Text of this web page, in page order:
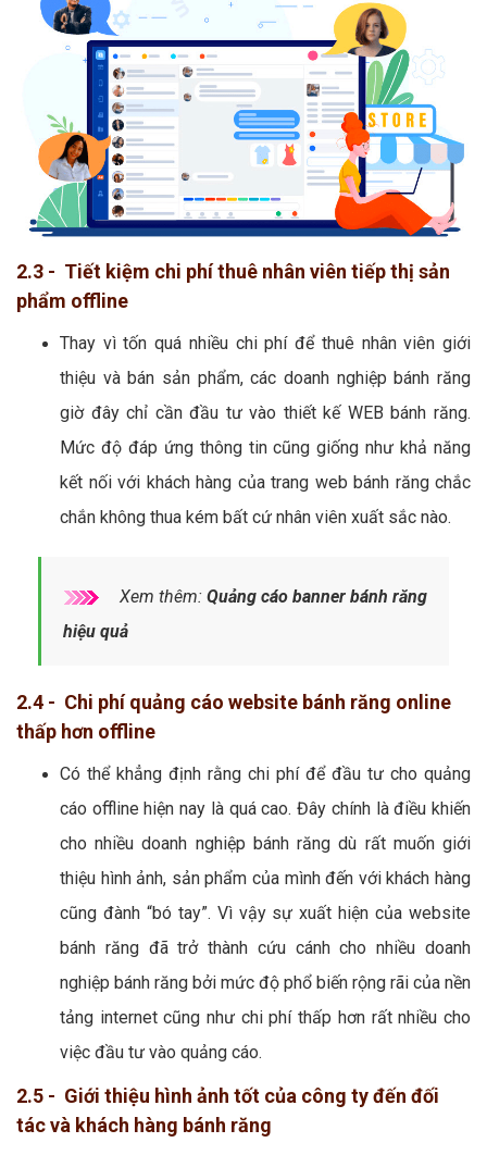
2.3 - Tiết kiệm chi phí thuê nhân viên tiếp thị sản
phẩm offline
Thay vì tốn quá nhiều chi phí để thuê nhân viên giới
thiệu và bán sản phẩm, các doanh nghiệp bánh răng
giờ đây chỉ cần đầu tư vào thiết kế WEB bánh răng.
Mức độ đáp ứng thông tin cũng giống như khả năng
kết nối với khách hàng của trang web bánh răng chắc
chắn không thua kém bất cứ nhân viên xuất sắc nào.
Xem thêm: Quảng cáo banner bánh răng
hiệu quả
2.4 - Chi phí quảng cáo website bánh răng online
thấp hơn offline
Có thể khẳng định rằng chi phí để đầu tư cho quảng
cáo offline hiện nay là quá cao. Đây chính là điều khiến
cho nhiều doanh nghiệp bánh răng dù rất muốn giới
thiệu hình ảnh, sản phẩm của mình đến với khách hàng
cũng đành “bó tay”. Vì vậy sự xuất hiện của website
bánh răng đã trở thành cứu cánh cho nhiều doanh
nghiệp bánh răng bởi mức độ phổ biến rộng rãi của nền
tảng internet cũng như chi phí thấp hơn rất nhiều cho
việc đầu tư vào quảng cáo.
2.5 - Giới thiệu hình ảnh tốt của công ty đến đối
tác và khách hàng bánh răng